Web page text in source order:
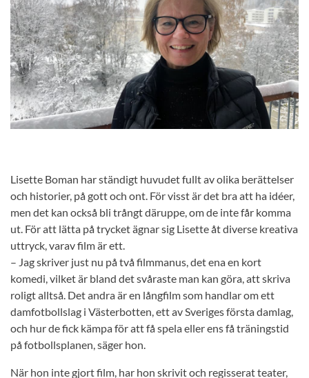
Lisette Boman har ständigt huvudet fullt av olika berättelser
och historier, på gott och ont. För visst är det bra att ha idéer,
men det kan också bli trångt däruppe, om de inte får komma
ut. För att lätta på trycket ägnar sig Lisette åt diverse kreativa
uttryck, varav film är ett.
– Jag skriver just nu på två filmmanus, det ena en kort
komedi, vilket är bland det svåraste man kan göra, att skriva
roligt alltså. Det andra är en långfilm som handlar om ett
damfotbollslag i Västerbotten, ett av Sveriges första damlag,
och hur de fick kämpa för att få spela eller ens få träningstid
på fotbollsplanen, säger hon.
När hon inte gjort film, har hon skrivit och regisserat teater,